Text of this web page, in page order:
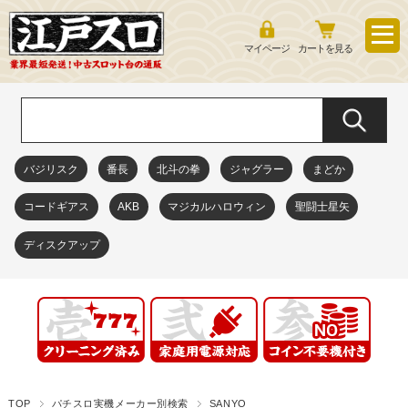
マイページ カートを見る
バジリスク 番長 北斗の拳 ジャグラー まどか
コードギアス AKB マジカルハロウィン 聖闘士星矢
ディスクアップ
TOP パチスロ実機メーカー別検索 SANYO